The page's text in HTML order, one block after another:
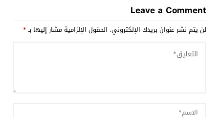
Leave a Comment
لن يتم نشر عنوان بريدك الإلكتروني. الحقول الإلزامية مشار إليها بـ*